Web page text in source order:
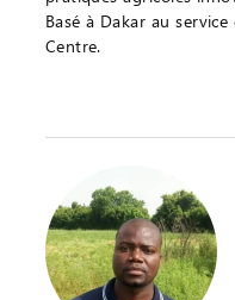
Basé à Dakar au
Centre.